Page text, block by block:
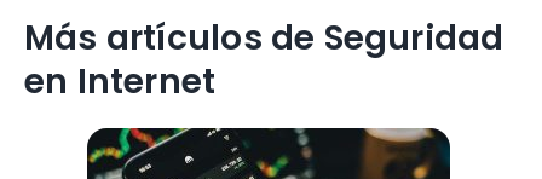
Más artículos de Seguridad
en Internet